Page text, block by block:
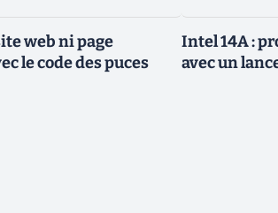
web ni page
le code des puces
Intel 14A :
avec un